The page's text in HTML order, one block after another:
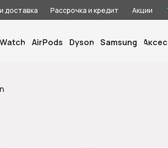
доставка Рассрочка и кредит
Watch AirPods Samsung
Акции
Dyson